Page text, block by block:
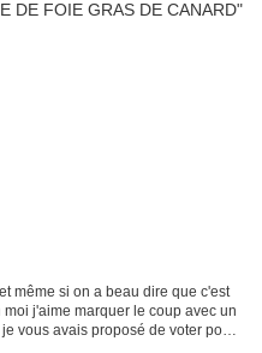
même si on a beau dire que c'est
j'aime marquer le coup avec un
vous avais proposé de voter pour